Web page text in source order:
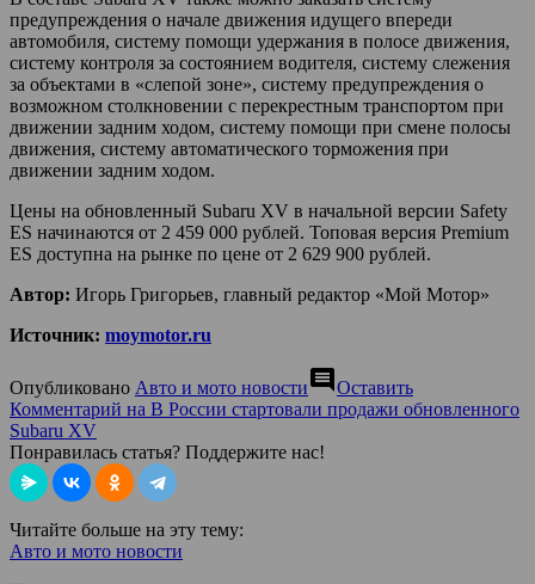
предупреждения о начале движения идущего впереди
автомобиля, систему помощи удержания в полосе движения,
систему контроля за состоянием водителя, систему слежения
за объектами в «слепой зоне», систему предупреждения о
возможном столкновении с перекрестным транспортом при
движении задним ходом, систему помощи при смене полосы
движения, систему автоматического торможения при
движении задним ходом.
Цены на обновленный Subaru XV в начальной версии Safety
ES начинаются от 2 459 000 рублей. Топовая версия Premium
ES доступна на рынке по цене от 2 629 900 рублей.
Автор: Игорь Григорьев, главный редактор «Мой Мотор»
Источник: moymotor.ru
Опубликовано Авто и мото новостиcomment Оставить
Комментарий на В России стартовали продажи обновленного
Subaru XV
Понравилась статья? Поддержите нас!
Читайте больше на эту тему:
Авто и мото новости